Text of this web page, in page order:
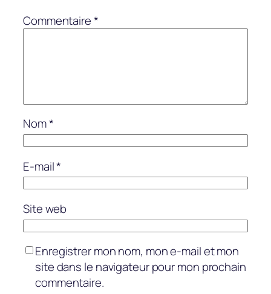
Commentaire*
Nom*
E-mail*
Site web
Enregistrer mon nom, mon e-mail et mon
site dans le navigateur pour mon prochain
commentaire.